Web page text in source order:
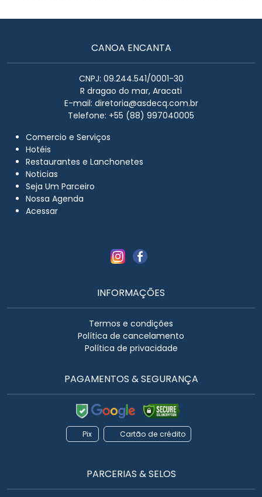
CANOA ENCANTA
CNPJ: 09.244.541/0001-30
R dragao do mar, Aracati
E-mail: diretoria@asdecq.com.br
Telefone: +55 (88) 997040005
Comercio e Serviços
Hotéis
Restaurantes e Lanchonetes
Noticias
Seja Um Parceiro
Nossa Agenda
Acessar
INFORMAÇÕES
Termos e condições
Política de cancelamento
Política de privacidade
PAGAMENTOS & SEGURANÇA
Pix Cartão de crédito
PARCERIAS & SELOS